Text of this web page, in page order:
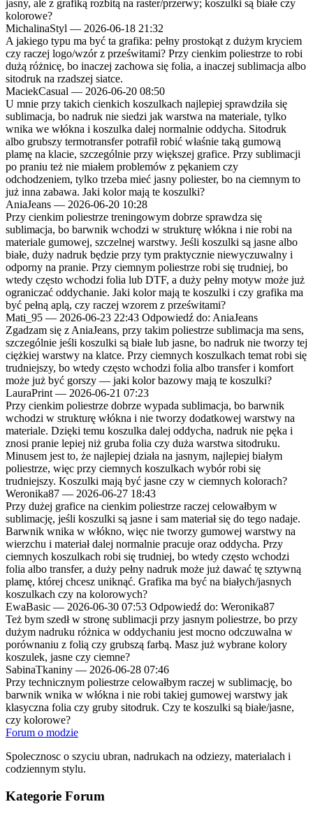
jasny, ale z grafiką rozbitą na raster/przerwy; koszulki są białe czy
kolorowe?
MichalinaStyl — 2026-06-18 21:32
A jakiego typu ma być ta grafika: pełny prostokąt z dużym kryciem
czy raczej logo/wzór z prześwitami? Przy cienkim poliestrze to robi
dużą różnicę, bo inaczej zachowa się folia, a inaczej sublimacja albo
sitodruk na rzadszej siatce.
MaciekCasual — 2026-06-20 08:50
U mnie przy takich cienkich koszulkach najlepiej sprawdziła się
sublimacja, bo nadruk nie siedzi jak warstwa na materiale, tylko
wnika we włókna i koszulka dalej normalnie oddycha. Sitodruk
albo grubszy termotransfer potrafił robić właśnie taką gumową
plamę na klacie, szczególnie przy większej grafice. Przy sublimacji
po praniu też nie miałem problemów z pękaniem czy
odchodzeniem, tylko trzeba mieć jasny poliester, bo na ciemnym to
już inna zabawa. Jaki kolor mają te koszulki?
AniaJeans — 2026-06-20 10:28
Przy cienkim poliestrze treningowym dobrze sprawdza się
sublimacja, bo barwnik wchodzi w strukturę włókna i nie robi na
materiale gumowej, szczelnej warstwy. Jeśli koszulki są jasne albo
białe, duży nadruk będzie przy tym praktycznie niewyczuwalny i
odporny na pranie. Przy ciemnym poliestrze robi się trudniej, bo
wtedy często wchodzi folia lub DTF, a duży pełny motyw może już
ograniczać oddychanie. Jaki kolor mają te koszulki i czy grafika ma
być pełną aplą, czy raczej wzorem z prześwitami?
Mati_95 — 2026-06-23 22:43 Odpowiedź do: AniaJeans
Zgadzam się z AniaJeans, przy takim poliestrze sublimacja ma sens,
szczególnie jeśli koszulki są białe lub jasne, bo nadruk nie tworzy tej
ciężkiej warstwy na klatce. Przy ciemnych koszulkach temat robi się
trudniejszy, bo wtedy często wchodzi folia albo transfer i komfort
może już być gorszy — jaki kolor bazowy mają te koszulki?
LauraPrint — 2026-06-21 07:23
Przy cienkim poliestrze dobrze wypada sublimacja, bo barwnik
wchodzi w strukturę włókna i nie tworzy dodatkowej warstwy na
materiale. Dzięki temu koszulka dalej oddycha, nadruk nie pęka i
znosi pranie lepiej niż gruba folia czy duża warstwa sitodruku.
Minusem jest to, że najlepiej działa na jasnym, najlepiej białym
poliestrze, więc przy ciemnych koszulkach wybór robi się
trudniejszy. Koszulki mają być jasne czy w ciemnych kolorach?
Weronika87 — 2026-06-27 18:43
Przy dużej grafice na cienkim poliestrze raczej celowałbym w
sublimację, jeśli koszulki są jasne i sam materiał się do tego nadaje.
Barwnik wnika w włókno, więc nie tworzy gumowej warstwy na
wierzchu i materiał dalej normalnie pracuje oraz oddycha. Przy
ciemnych koszulkach robi się trudniej, bo wtedy często wchodzi
folia albo transfer, a duży pełny nadruk może już dawać tę sztywną
plamę, której chcesz uniknąć. Grafika ma być na białych/jasnych
koszulkach czy na kolorowych?
EwaBasic — 2026-06-30 07:53 Odpowiedź do: Weronika87
Też bym szedł w stronę sublimacji przy jasnym poliestrze, bo przy
dużym nadruku różnica w oddychaniu jest mocno odczuwalna w
porównaniu z folią czy grubszą farbą. Masz już wybrane kolory
koszulek, jasne czy ciemne?
SabinaTkaniny — 2026-06-28 07:46
Przy technicznym poliestrze celowałbym raczej w sublimację, bo
barwnik wnika w włókna i nie robi takiej gumowej warstwy jak
klasyczna folia czy gruby sitodruk. Czy te koszulki są białe/jasne,
czy kolorowe?
Forum o modzie
Spolecznosc o szyciu ubran, nadrukach na odziezy, materialach i
codziennym stylu.
Kategorie Forum